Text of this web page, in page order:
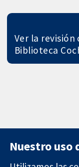
Ver la
Biblioteca
Nuestro uso